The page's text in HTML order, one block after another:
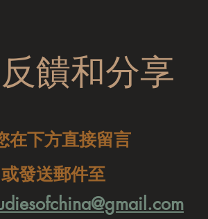
饋和分享
在下方直接留言
或發送郵件至